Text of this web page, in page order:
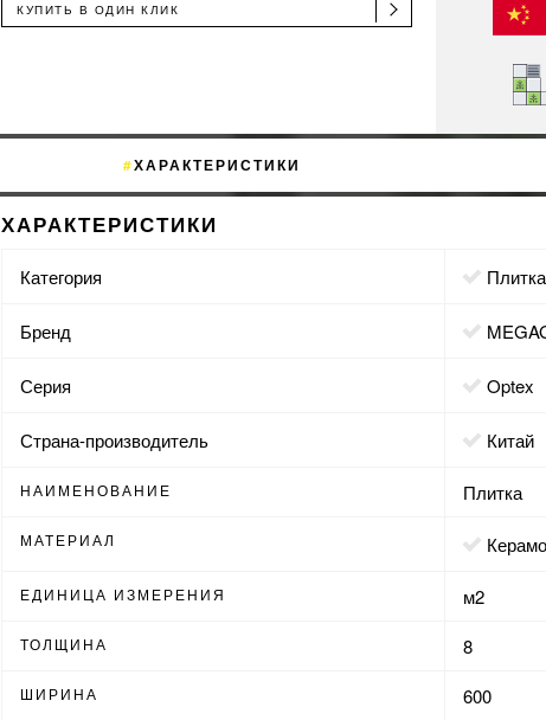
КУПИТЬ В ОДИН КЛИК
ХАРАКТЕРИСТИКИ
ХАРАКТЕРИСТИКИ
Категория Плитка
Бренд
Серия Optex
Страна-производитель Китай
НАИМЕНОВАНИЕ Плитка
МАТЕРИАЛ
ЕДИНИЦА ИЗМЕРЕНИЯ м2
ТОЛЩИНА 8
ШИРИНА 600